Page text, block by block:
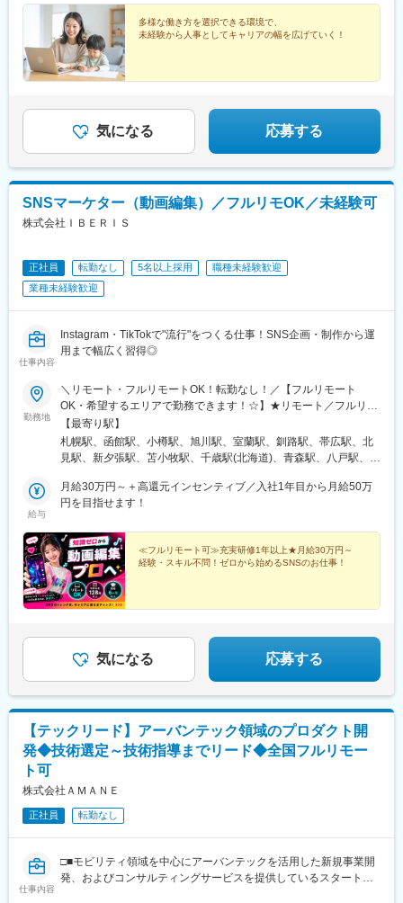
本町駅、上野広小路駅、越前花堂駅、茶所駅、ドーム前千代崎
駅、花田口駅、県庁前駅(兵庫県)、郵便局前駅、宇品二丁目駅、比
治山橋駅、旦過駅、天神南駅、五島町駅
万円（一律手当・役職手当含む）+賞与年2回※上記はあくまでイ
メージです。能力・経験に応じて変動する可能性があります。＜
試用期間中の待遇について＞・雇用形態：契約社員・給与：時給
1150円～1250円・勤務時間：10:00～19:00または11:00～20:00
多様な働き方を選択できる環境で、
未経験から人事としてキャリアの幅を広げていく！
気になる 応募する
SNSマーケター（動画編集）／フルリモOK／未経験可
株式会社ＩＢＥＲＩＳ
正社員 転勤なし 5名以上採用
職種未経験歓迎
業種未経験歓迎
仕事内容
Instagram・TikTokで"流行"をつくる仕事！SNS企画・制作から運
用まで幅広く習得◎
勤務地
＼リモート・フルリモートOK！転勤なし！／【フルリモート
OK・希望するエリアで勤務できます！☆】★リモート／フルリモ
ート選択可★通勤なし・全国どこからでも勤務OK★将来的には
「カフェで仕事」「旅しながら働く」も可能★転勤なし（地方在
住の方も歓迎）※研修期間中は各プロジェクト先への出社となりま
本社東京都渋谷区道玄坂1-10-8 渋谷道玄坂東急ビル2F-C■銀座東
京都中央区銀座1-12-4 N&E BLD.6F■六本木東京都港区六本木3-
間ビル■池袋東京都豊島区東池袋2-62-8 BIGオフィスプラザ池袋■
梅田大阪府大阪市北区梅田1-2-2 大阪駅前第2ビル12-12号■名古屋
愛知県名古屋市中村区名駅4-24-5 第2森ビル■博多福岡県福岡市博
多区博多駅前1-23-1 ParkFront博多駅前1丁目5F-B
【最寄り駅】
札幌駅、函館駅、小樽駅、旭川駅、室蘭駅、釧路駅、帯広駅、北
見駅、新夕張駅、苫小牧駅、千歳駅(北海道)、青森駅、八戸駅、弘
盛駅、久慈駅、仙台駅、石巻駅、杜せきのした駅、新田駅(宮城
県)、くりこま高原駅、多賀城駅、気仙沼駅、いわき駅、郡山駅(福
駅、秋田駅、横手駅、能代駅、湯沢駅、大久保駅(秋田県)、鷹ノ巣
駅、山形駅、鶴岡駅、酒田駅、米沢駅、天童駅、さくらんぼ東根
駅、寒河江駅、新庄駅、水戸駅、つくば駅、日立駅、勝田駅、土
浦駅、古河駅、取手駅、下館駅、笹川駅、牛久駅、龍ケ崎市駅、
守谷駅、水海道駅、宇都宮駅、小山駅、栃木駅、足利駅、佐野
駅、前橋駅、太田駅(群馬県)、伊勢崎駅、桐生駅、館林駅、川口元
郷駅、川越駅、所沢駅、越谷駅、草加駅、春日部駅、上尾駅、熊
谷駅、浦和駅、新座駅、狭山市駅、入間市駅、三郷駅(埼玉県)、深
谷駅、朝霞台駅、戸田駅(埼玉県)、ふじみ野駅、鴻巣駅、坂戸駅
(埼玉県)、八潮駅、志木駅、飯能駅、世田谷代田駅、練馬駅、蒲田
駅、葛西駅、北千住駅、荻窪駅、大山駅(東京都)、八王子駅、豊洲
駅、亀有駅、町田駅、品川駅、赤羽駅、新宿三丁目駅、中野駅(東
京都)、池袋駅、目黒駅、錦糸町駅、六本木駅、渋谷駅、調布駅、
立駅、玉川上水駅、東久留米駅、船橋駅、松戸駅、市川駅、柏
駅、五井駅、千葉駅、流山おおたかの森駅、八千代台駅、習志野
賀駅、横浜駅、上溝駅、川崎駅、平塚駅、茅ケ崎駅、大和駅(神奈
川県)、本厚木駅、小田原駅、鎌倉駅、秦野駅、座間駅、伊勢原
給与
月給30万円～＋高還元インセンティブ／入社1年目から月給50万
円を目指せます！
≪フルリモート可≫充実研修1年以上★月給30万円～
経験・スキル不問！ゼロから始めるSNSのお仕事！
気になる 応募する
【テックリード】アーバンテック領域のプロダクト開
発◆技術選定～技術指導までリード◆全国フルリモー
ト可
株式会社ＡＭＡＮＥ
正社員 転勤なし
仕事内容
□■モビリティ領域を中心にアーバンテックを活用した新規事業開
発、およびコンサルティングサービスを提供しているスタートア